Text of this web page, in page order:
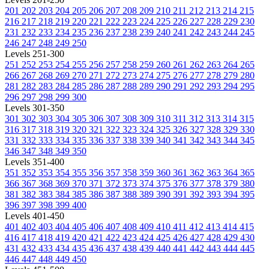
201 202 203 204 205 206 207 208 209 210 211 212 213 214 215
216 217 218 219 220 221 222 223 224 225 226 227 228 229 230
231 232 233 234 235 236 237 238 239 240 241 242 243 244 245
246 247 248 249 250
Levels 251-300
251 252 253 254 255 256 257 258 259 260 261 262 263 264 265
266 267 268 269 270 271 272 273 274 275 276 277 278 279 280
281 282 283 284 285 286 287 288 289 290 291 292 293 294 295
296 297 298 299 300
Levels 301-350
301 302 303 304 305 306 307 308 309 310 311 312 313 314 315
316 317 318 319 320 321 322 323 324 325 326 327 328 329 330
331 332 333 334 335 336 337 338 339 340 341 342 343 344 345
346 347 348 349 350
Levels 351-400
351 352 353 354 355 356 357 358 359 360 361 362 363 364 365
366 367 368 369 370 371 372 373 374 375 376 377 378 379 380
381 382 383 384 385 386 387 388 389 390 391 392 393 394 395
396 397 398 399 400
Levels 401-450
401 402 403 404 405 406 407 408 409 410 411 412 413 414 415
416 417 418 419 420 421 422 423 424 425 426 427 428 429 430
431 432 433 434 435 436 437 438 439 440 441 442 443 444 445
446 447 448 449 450